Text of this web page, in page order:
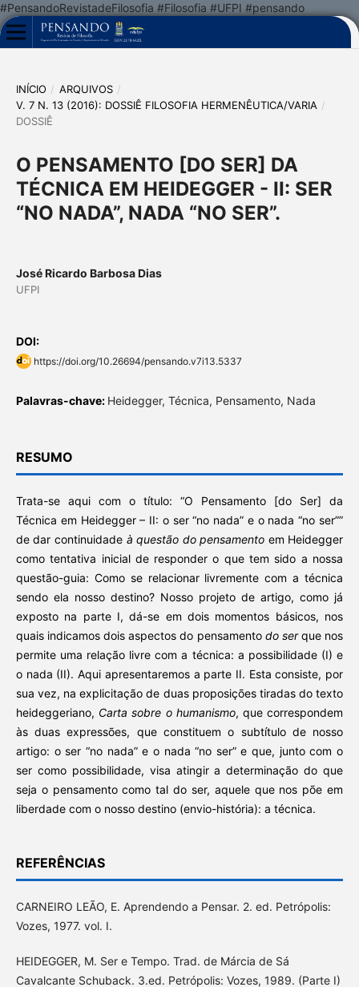
#PensandoRevistadeFilosofia #Filosofia #UFPI #pensando
INÍCIO / ARQUIVOS /
V. 7 N. 13 (2016): DOSSIÊ FILOSOFIA HERMENÊUTICA/VARIA /
DOSSIÊ
O PENSAMENTO [DO SER] DA
TÉCNICA EM HEIDEGGER - II: SER
“NO NADA”, NADA “NO SER”.
José Ricardo Barbosa Dias
UFPI
DOI:
https://doi.org/10.26694/pensando.v7i13.5337
Palavras-chave: Heidegger, Técnica, Pensamento, Nada
RESUMO
Trata-se aqui com o título: “O Pensamento [do Ser] da
Técnica em Heidegger – II: o ser “no nada” e o nada “no ser””
de dar continuidade à questão do pensamento em Heidegger
como tentativa inicial de responder o que tem sido a nossa
questão-guia: Como se relacionar livremente com a técnica
sendo ela nosso destino? Nosso projeto de artigo, como já
exposto na parte I, dá-se em dois momentos básicos, nos
quais indicamos dois aspectos do pensamento do serque nos
permite uma relação livre com a técnica: a possibilidade (I) e
o nada (II). Aqui apresentaremos a parte II. Esta consiste, por
sua vez, na explicitação de duas proposições tiradas do texto
heideggeriano, Carta sobre o humanismo, que correspondem
às duas expressões, que constituem o subtítulo de nosso
artigo: o ser “no nada” e o nada “no ser” e que, junto com o
ser como possibilidade, visa atingir a determinação do que
seja o pensamento como tal do ser, aquele que nos põe em
liberdade com o nosso destino (envio-história): a técnica.
REFERÊNCIAS
CARNEIRO LEÃO, E. Aprendendo a Pensar. 2. ed. Petrópolis:
Vozes, 1977. vol. I.
HEIDEGGER, M. Ser e Tempo. Trad. de Márcia de Sá
Cavalcante Schuback. 3.ed. Petrópolis: Vozes, 1989. (Parte I)